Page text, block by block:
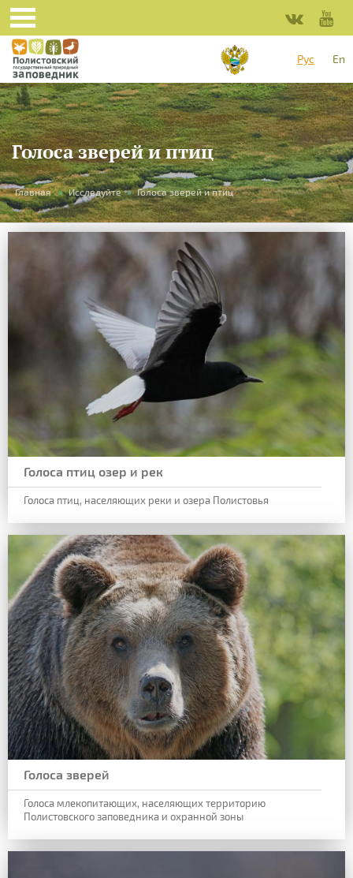
Рус En
Голоса зверей и птиц
Вы
здесь
Главная » Исследуйте » Голоса зверей и птиц
Голоса птиц озер и рек
Голоса птиц, населяющих реки и озера Полистовья
Голоса зверей
Голоса млекопитающих, населяющих территорию
Полистовского заповедника и охранной зоны